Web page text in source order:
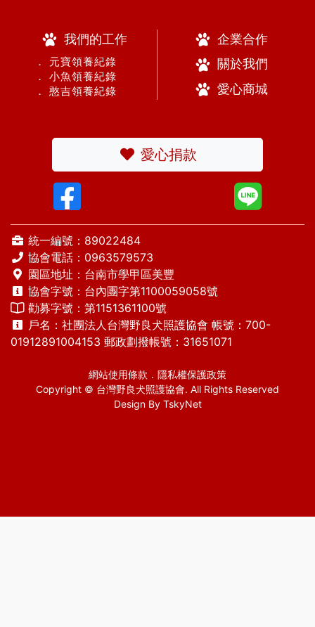
我們的工作
． 元寶領養紀錄
． 小魚領養紀錄
． 憨吉領養紀錄
企業合作
關於我們
愛心商城
愛心捐款
統一編號：89022484
協會電話： 0963579573
園區地址：台南市學甲區美豐
協會字號：台內團字第1100059058號
勸募字號：第1151361100號
戶名：社團法人台灣野良犬照護協會 帳號：700-
01912891004153 郵政劃撥帳號：31651071
網站使用條款 ． 隱私權保護政策
Copyright © 台灣野良犬照護協會. All Rights Reserved
Design By TskyNet